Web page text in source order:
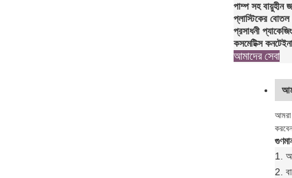
পাম্প সহ বায়ুহীন
প্লাস্টিকের বোতল
প্রসাধনী প্যাকেজিং
কসমেটিক্স
আমাদের সেবা
আমরা
1.
2.